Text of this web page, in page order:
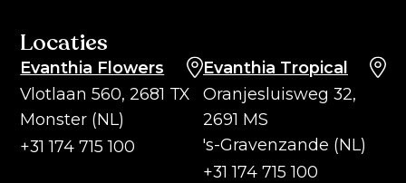
Locaties
Evanthia Flowers
Vlotlaan 560, 2681 TX
Monster (NL)
+31 174 715 100
Evanthia Tropical
Oranjesluisweg 32,
2691 MS
's-Gravenzande (NL)
+31 174 715 100